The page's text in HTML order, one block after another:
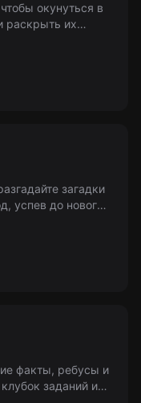
окунуться в
раскрыть их
загадки
успев до нового
факты, ребусы и
заданий и